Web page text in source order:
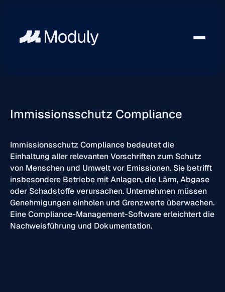
Immissionsschutz Compliance
Immissionsschutz Compliance bedeutet die
Einhaltung aller relevanten Vorschriften zum Schutz
von Menschen und Umwelt vor Emissionen. Sie betrifft
insbesondere Betriebe mit Anlagen, die Lärm, Abgase
oder Schadstoffe verursachen. Unternehmen müssen
Genehmigungen einholen und Grenzwerte überwachen.
Eine Compliance-Management-Software erleichtert die
Nachweisführung und Dokumentation.